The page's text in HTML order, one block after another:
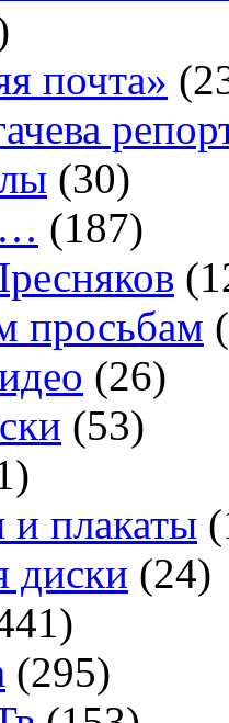
почта»
(30)
… (187)
просьбам
(26)
(53)
плакаты
диски (24)
(295)